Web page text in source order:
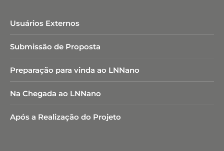
Usuários Externos
Submissão de Proposta
Preparação para vinda ao LNNano
Na Chegada ao LNNano
Após a Realização do Projeto